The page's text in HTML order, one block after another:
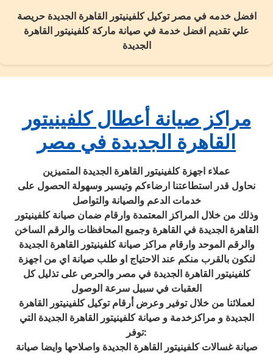
افضل خدمه في مصر توكيل كلفينيتور القاهرة الجديدة حريصة
علي تقديم افضل خدمة في صيانة ماركة كلفينيتور القاهرة
الجديدة
مراكز صيانة أعطال كلفينيتور
القاهرة الجديدة في مصر
عملاء اجهزة كلفينيتور القاهرة الجديدة المتميزين
نحاول قدر استطاعتنا ارضاءكم وتيسير وسهولة الحصول على
خدمات الدعم والصيانة والتواصل
وذلك من خلال المراكز المعتمدة وارقام ضمان صيانة كلفينيتور
القاهرة الجديدة في القاهرة وجميع المحافظات والرقم الساخن
والرقم الموحد وارقام مراكز صيانة كلفينيتور القاهرة الجديدة
لنكون بالقرب منكم عند الاحتياج او طلب صيانة اي من اجهزة
كلفينيتور القاهرة الجديدة في مصر والحرص على تذليل كل
العقبات في سبيل سرعة الوصول
لعملائنا من خلال توفير وعرض أرقام توكيل كلفينيتور القاهرة
الجديدة و مراكزخدمة و صيانة كلفينيتور القاهرة الجديدة التي
توفر:
صيانة غسالات كلفينيتور القاهرة الجديدة واصلاحها وايضا صيانة